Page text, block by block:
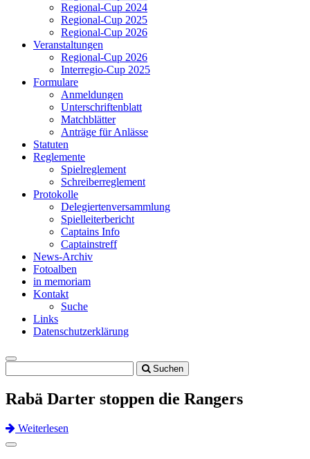
Regional-Cup 2024
Regional-Cup 2025
Regional-Cup 2026
Veranstaltungen
Regional-Cup 2026
Interregio-Cup 2025
Formulare
Anmeldungen
Unterschriftenblatt
Matchblätter
Anträge für Anlässe
Statuten
Reglemente
Spielreglement
Schreiberreglement
Protokolle
Delegiertenversammlung
Spielleiterbericht
Captains Info
Captainstreff
News-Archiv
Fotoalben
in memoriam
Kontakt
Suche
Links
Datenschutzerklärung
Toggle
navigation
Suchen
Rabä Darter stoppen die Rangers
Weiterlesen
Previous
Next
Toggle